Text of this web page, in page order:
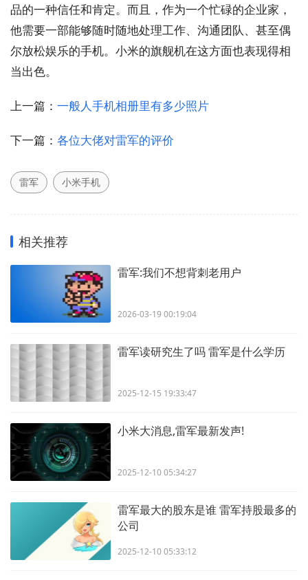
品的一种信任和肯定。而且，作为一个忙碌的企业家，
他需要一部能够随时随地处理工作、沟通团队、甚至偶
尔放松娱乐的手机。小米的旗舰机在这方面也表现得相
当出色。
上一篇： 一般人手机相册里有多少照片
下一篇： 各位大佬对雷军的评价
雷军 小米手机
相关推荐
雷军:我们不想背刺老用户
2026-03-19 00:19:04
雷军读研究生了吗 雷军是什么学历
2025-12-15 19:33:47
小米大消息,雷军最新发声!
2025-12-10 05:34:27
雷军最大的股东是谁 雷军持股最多的
公司
2025-12-10 05:33:12